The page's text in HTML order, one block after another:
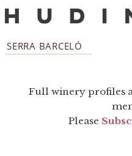
SERRA BARCELÓ
Full winery profiles
Please